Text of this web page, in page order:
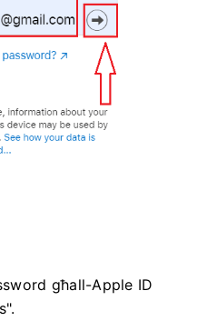
għall-Apple ID